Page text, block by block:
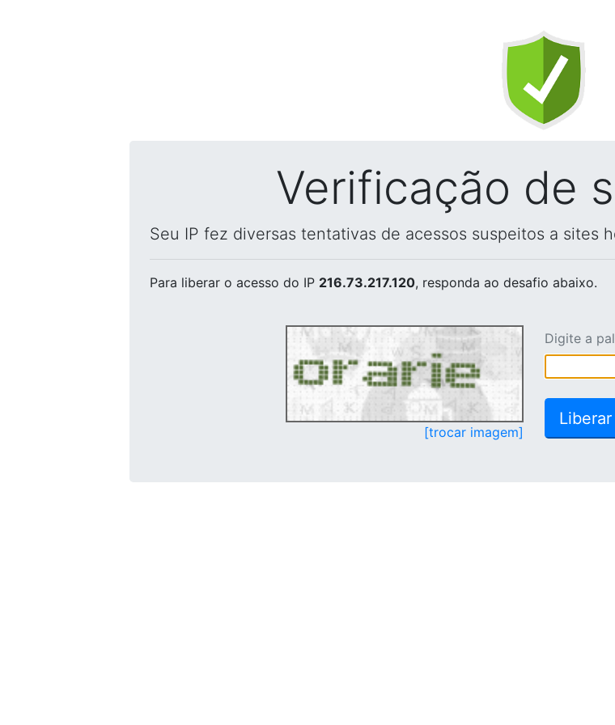
Verificação de
Seu IP fez diversas tentativas de acessos suspeitos a sites
Para liberar o acesso do IP 216.73.217.120, responda ao desafio abaixo.
[trocar imagem]
Digite a